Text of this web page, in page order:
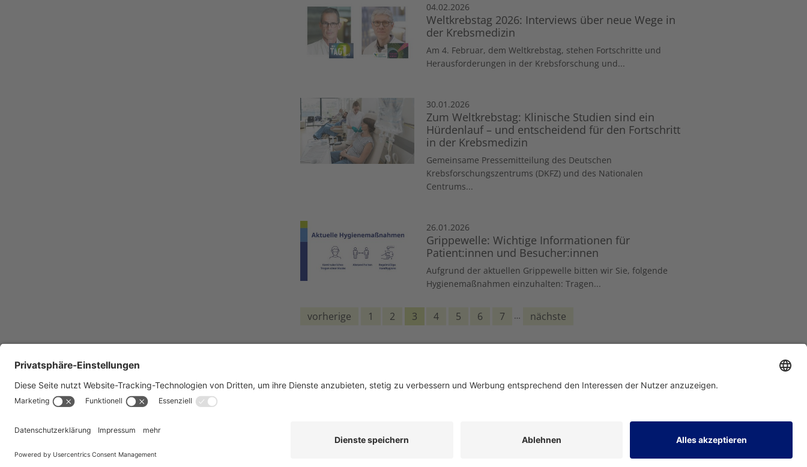
04.02.2026
Weltkrebstag 2026: Interviews über neue Wege in
der Krebsmedizin
Am 4. Februar, dem Weltkrebstag, stehen Fortschritte und
Herausforderungen in der Krebsforschung und...
30.01.2026
Zum Weltkrebstag: Klinische Studien sind ein
Hürdenlauf – und entscheidend für den Fortschritt
in der Krebsmedizin
Gemeinsame Pressemitteilung des Deutschen
Krebsforschungszentrums (DKFZ) und des Nationalen
Centrums...
26.01.2026
Grippewelle: Wichtige Informationen für
Patient:innen und Besucher:innen
Aufgrund der aktuellen Grippewelle bitten wir Sie, folgende
Hygienemaßnahmen einzuhalten: Tragen...
vorherige 1 2 3 4 5 6 7 … nächste
FacebookInstagram
Impressum Datenschutz Drucken